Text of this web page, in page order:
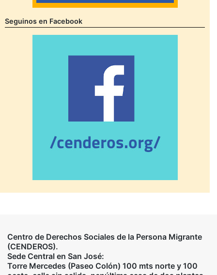
Seguinos en Facebook
Centro de Derechos Sociales de la Persona Migrante
(CENDEROS).
Sede Central en San José:
Torre Mercedes (Paseo Colón) 100 mts norte y 100